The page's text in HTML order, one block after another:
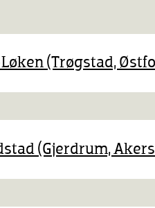
(Trøgstad,
(Gjerdrum,